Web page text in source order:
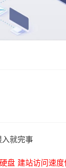
就完事
盘 建站访问速度